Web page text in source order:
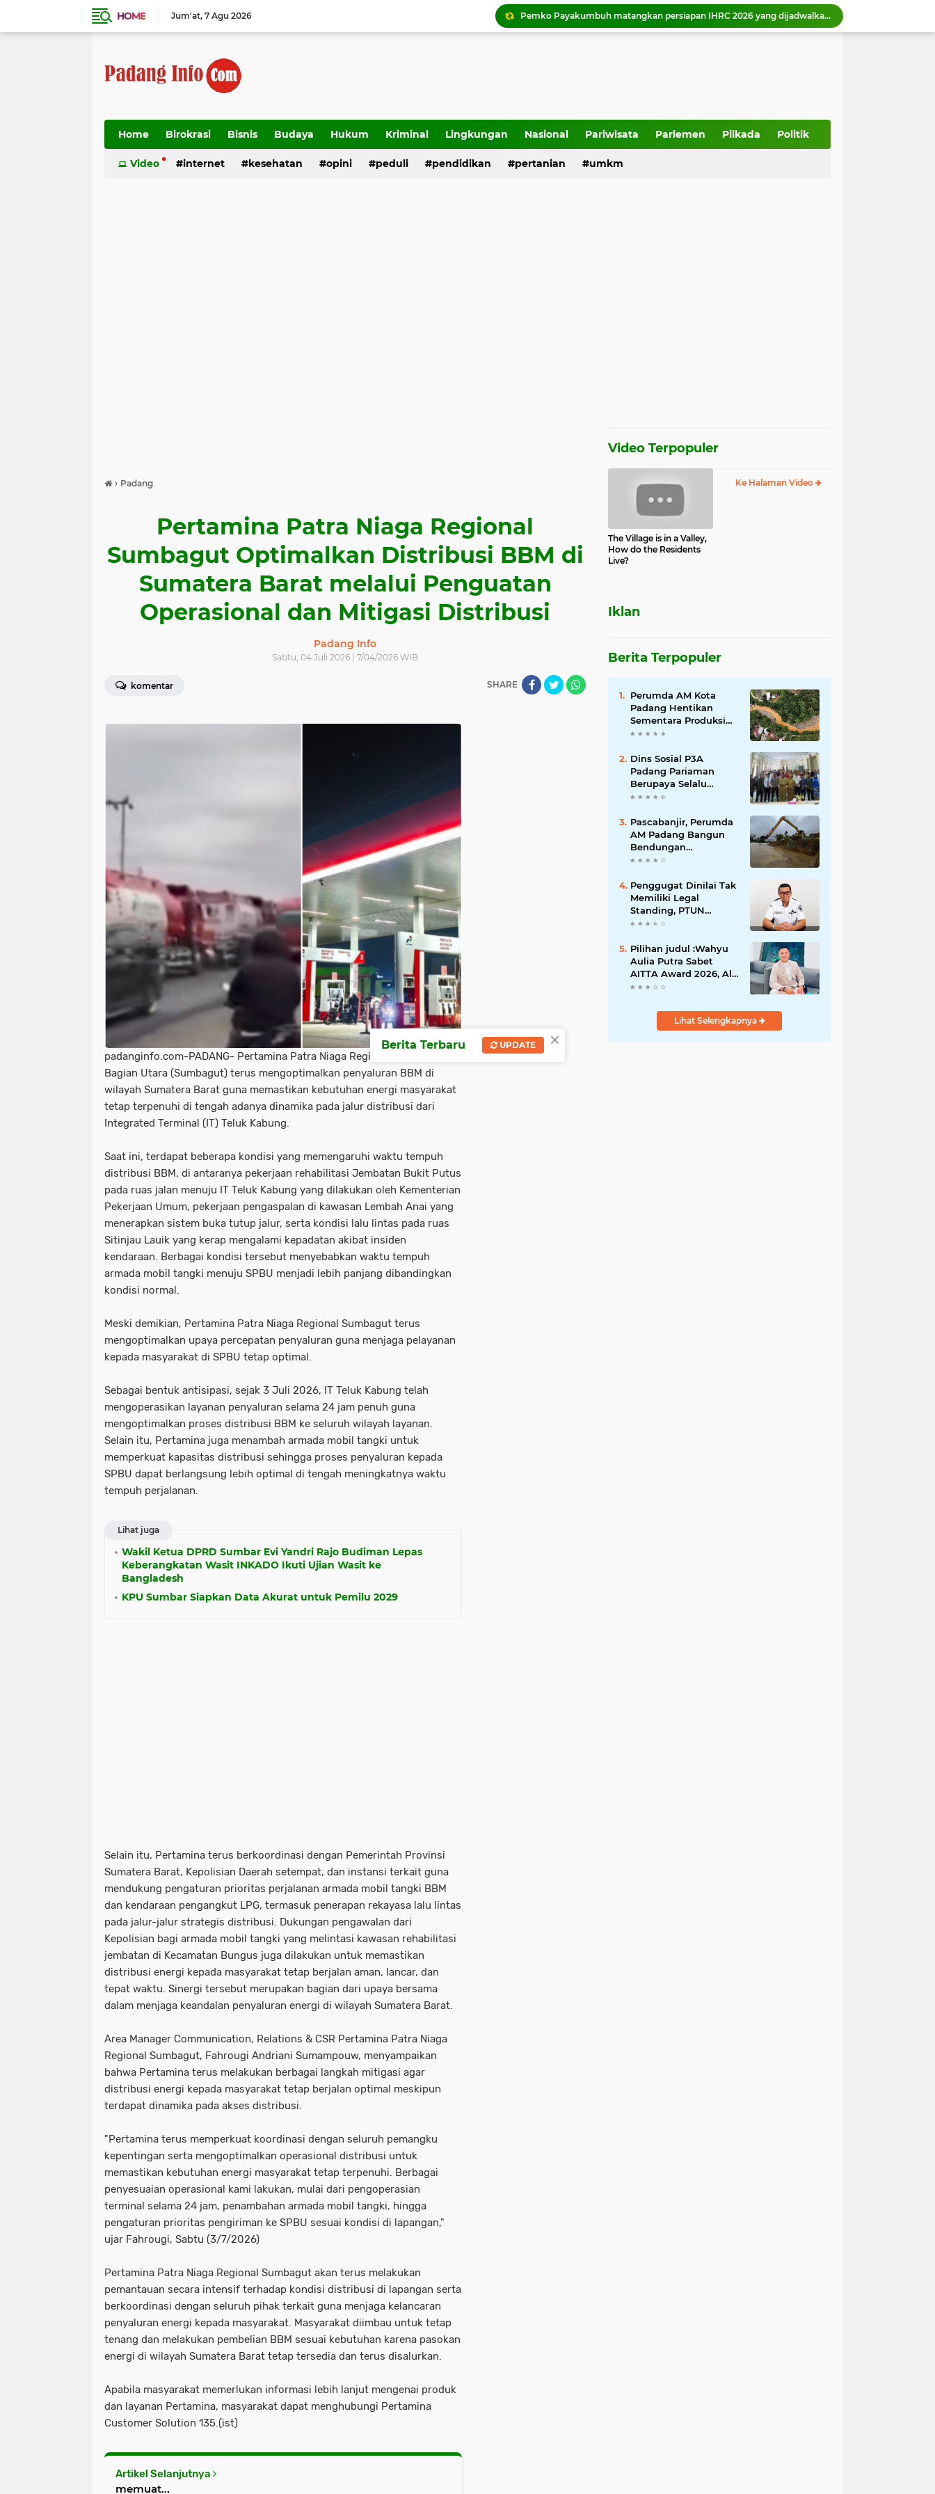
HOME Jum'at 7 Agu 2026
Pemko Payakumbuh matangkan persiapan IHRC 2026 yang dijadwalkan berlangsung 23 Agustus 2026.
Wali Kota Zulmaeta Dukung Kepengurusan Baru KONI Payakumbuh, Bidik Prestasi di Porprov 2026
Wako Zulmaeta menerima kunjungan kerja Kapolres Payakumbuh AKBP Irwan Andeta
Home Birokrasi Bisnis Budaya Hukum Kriminal Lingkungan Nasional Pariwisata Parlemen Pilkada Politik
Transportasi
Video internet kesehatan opini peduli pendidikan pertanian umkm
› Padang
Pertamina Patra Niaga Regional
Sumbagut Optimalkan Distribusi BBM di
Sumatera Barat melalui Penguatan
Operasional dan Mitigasi Distribusi
Padang Info
Sabtu, 04 Juli 2026 | 7/04/2026 WIB
komentar SHARE
padanginfo.com-PADANG- Pertamina Patra Niaga Regional Sumatera
Bagian Utara (Sumbagut) terus mengoptimalkan penyaluran BBM di
wilayah Sumatera Barat guna memastikan kebutuhan energi masyarakat
tetap terpenuhi di tengah adanya dinamika pada jalur distribusi dari
Integrated Terminal (IT) Teluk Kabung.
Saat ini, terdapat beberapa kondisi yang memengaruhi waktu tempuh
distribusi BBM, di antaranya pekerjaan rehabilitasi Jembatan Bukit Putus
pada ruas jalan menuju IT Teluk Kabung yang dilakukan oleh Kementerian
Pekerjaan Umum, pekerjaan pengaspalan di kawasan Lembah Anai yang
menerapkan sistem buka tutup jalur, serta kondisi lalu lintas pada ruas
Sitinjau Lauik yang kerap mengalami kepadatan akibat insiden
kendaraan. Berbagai kondisi tersebut menyebabkan waktu tempuh
armada mobil tangki menuju SPBU menjadi lebih panjang dibandingkan
kondisi normal.
Meski demikian, Pertamina Patra Niaga Regional Sumbagut terus
mengoptimalkan upaya percepatan penyaluran guna menjaga pelayanan
kepada masyarakat di SPBU tetap optimal.
Sebagai bentuk antisipasi, sejak 3 Juli 2026, IT Teluk Kabung telah
mengoperasikan layanan penyaluran selama 24 jam penuh guna
mengoptimalkan proses distribusi BBM ke seluruh wilayah layanan.
Selain itu, Pertamina juga menambah armada mobil tangki untuk
memperkuat kapasitas distribusi sehingga proses penyaluran kepada
SPBU dapat berlangsung lebih optimal di tengah meningkatnya waktu
tempuh perjalanan.
Lihat juga
Wakil Ketua DPRD Sumbar Evi Yandri Rajo Budiman Lepas
Keberangkatan Wasit INKADO Ikuti Ujian Wasit ke
Bangladesh
KPU Sumbar Siapkan Data Akurat untuk Pemilu 2029
Selain itu, Pertamina terus berkoordinasi dengan Pemerintah Provinsi
Sumatera Barat, Kepolisian Daerah setempat, dan instansi terkait guna
mendukung pengaturan prioritas perjalanan armada mobil tangki BBM
dan kendaraan pengangkut LPG, termasuk penerapan rekayasa lalu lintas
pada jalur-jalur strategis distribusi. Dukungan pengawalan dari
Kepolisian bagi armada mobil tangki yang melintasi kawasan rehabilitasi
jembatan di Kecamatan Bungus juga dilakukan untuk memastikan
distribusi energi kepada masyarakat tetap berjalan aman, lancar, dan
tepat waktu. Sinergi tersebut merupakan bagian dari upaya bersama
dalam menjaga keandalan penyaluran energi di wilayah Sumatera Barat.
Area Manager Communication, Relations & CSR Pertamina Patra Niaga
Regional Sumbagut, Fahrougi Andriani Sumampouw, menyampaikan
bahwa Pertamina terus melakukan berbagai langkah mitigasi agar
distribusi energi kepada masyarakat tetap berjalan optimal meskipun
terdapat dinamika pada akses distribusi.
"Pertamina terus memperkuat koordinasi dengan seluruh pemangku
kepentingan serta mengoptimalkan operasional distribusi untuk
memastikan kebutuhan energi masyarakat tetap terpenuhi. Berbagai
penyesuaian operasional kami lakukan, mulai dari pengoperasian
terminal selama 24 jam, penambahan armada mobil tangki, hingga
pengaturan prioritas pengiriman ke SPBU sesuai kondisi di lapangan,"
ujar Fahrougi, Sabtu (3/7/2026)
Pertamina Patra Niaga Regional Sumbagut akan terus melakukan
pemantauan secara intensif terhadap kondisi distribusi di lapangan serta
berkoordinasi dengan seluruh pihak terkait guna menjaga kelancaran
penyaluran energi kepada masyarakat. Masyarakat diimbau untuk tetap
tenang dan melakukan pembelian BBM sesuai kebutuhan karena pasokan
energi di wilayah Sumatera Barat tetap tersedia dan terus disalurkan.
Apabila masyarakat memerlukan informasi lebih lanjut mengenai produk
dan layanan Pertamina, masyarakat dapat menghubungi Pertamina
Customer Solution 135.(ist)
Artikel Selanjutnya
memuat...
Video Terpopuler
The Village is in a Valley,
How do the Residents
Live?
Ke Halaman Video
Iklan
Berita Terpopuler
Perumda AM Kota
Padang Hentikan
Sementara Produksi
Akibat Air Keruh
Dins Sosial P3A
Padang Pariaman
Berupaya Selalu
Menyelesaikan
Masyarakat
Pascabanjir, Perumda
AM Padang Bangun
Bendungan
Sementara Guna
Penggugat Dinilai Tak
Memiliki Legal
Standing, PTUN
Padang Nyatakan
Kapuh Utara Tidak
Diterima
Pilihan judul :Wahyu
Aulia Putra Sabet
AITTA Award 2026, Al
Wally Tour & Travel
Nusantara dan
MancanegaraLihat Selengkapnya
×
Berita Terbaru UPDATE